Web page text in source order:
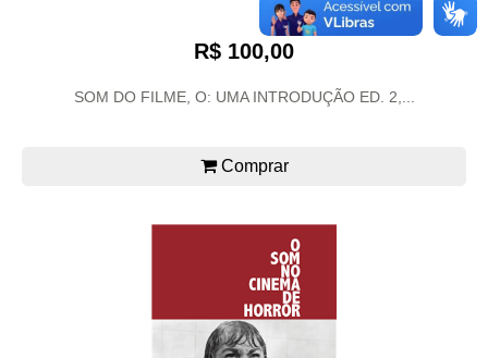
R$ 100,00
SOM DO FILME, O: UMA INTRODUÇÃO ED. 2,...
Comprar